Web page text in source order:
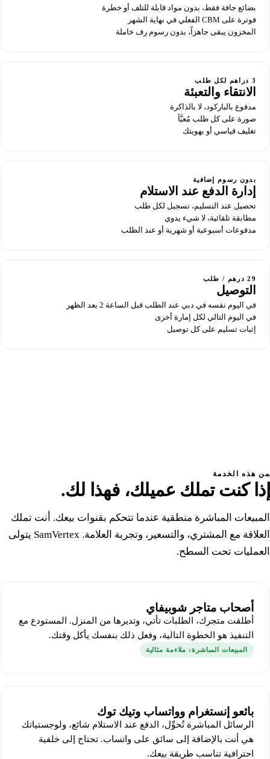
بضائع جافة فقط، بدون مواد قابلة للتلف أو خطرة
فوترة على CBM الفعلي في نهاية الشهر
المخزون يبقى جاهزاً، بدون رسوم رف خاملة
3 دراهم لكل طلب
الانتقاء والتعبئة
مدفوع بالباركود، لا بالذاكرة
صورة على كل طلب مُعبَّأ
تغليف قياسي أو بهويتك
بدون رسوم إضافية
إدارة الدفع عند الاستلام
تحصيل عند التسليم، تسجيل لكل طلب
مطابقة تلقائية، لا شيء يدوي
مدفوعات أسبوعية أو شهرية أو عند الطلب
29 درهم / طلب
التوصيل
في اليوم نفسه في دبي عند الطلب قبل الساعة 2 بعد الظهر
في اليوم التالي لكل إمارة أخرى
إثبات تسليم على كل توصيل
هذه الخدمة
إذا كنت تملك عميلك،فهذا لك.
المبيعات المباشرة منطقية عندما تتحكم بقنوات بيعك. أنت تملك
العلاقة مع المشتري، والتسعير، وتجربة العلامة. SamVertex يتولى
العمليات تحت السطح.
أصحاب متاجر شوبيفاي
أطلقت متجرك، الطلبات تأتي، وتديرها من المنزل. المستودع مع
التنفيذ هو الخطوة التالية، وفعل ذلك بنفسك يأكل وقتك.
المبيعات المباشرة: ملاءمة مثالية
بائعو إنستغرام وواتساب وتيك توك
الرسائل المباشرة تُحوِّل، الدفع عند الاستلام شائع، ولوجستياتك
هي أنت بالإضافة إلى سائق على واتساب. تحتاج إلى خلفية
احترافية تناسب طريقة بيعك.